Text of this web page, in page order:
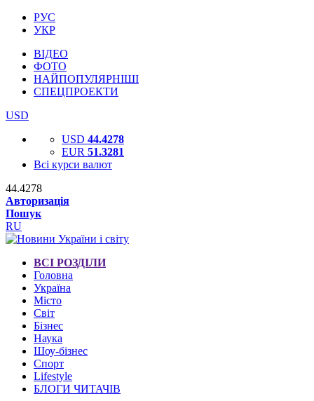
РУС
УКР
ВІДЕО
ФОТО
НАЙПОПУЛЯРНІШІ
СПЕЦПРОЕКТИ
USD
USD 44.4278
EUR 51.3281
Всі курси валют
44.4278
Авторизація
Пошук
RU
ВСІ РОЗДІЛИ
Головна
Україна
Місто
Світ
Бізнес
Наука
Шоу-бізнес
Спорт
Lifestyle
БЛОГИ ЧИТАЧІВ